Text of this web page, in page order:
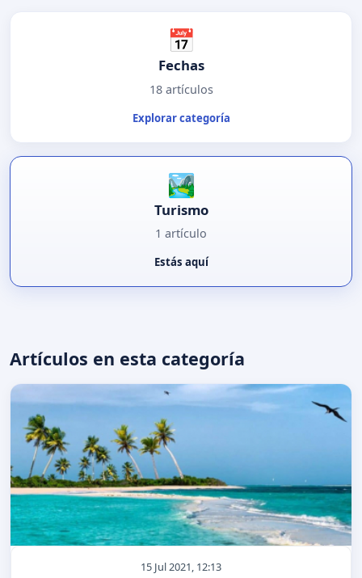
📅
Fechas
18 artículos
Explorar categoría
🏞️
Turismo
1 artículo
Estás aquí
Artículos en esta categoría
15 Jul 2021, 12:13